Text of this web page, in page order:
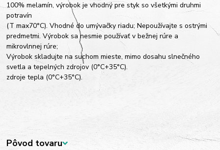
100% melamín, výrobok je vhodný pre styk so všetkými druhmi
potravín
(T max70°C). Vhodné do umývačky riadu; Nepoužívajte s ostrými
predmetmi. Výrobok sa nesmie používať v bežnej rúre a
mikrovlnnej rúre;
Výrobok skladujte na suchom mieste, mimo dosahu slnečného
svetla a tepelných zdrojov (0°C+35°C).
zdroje tepla (0°C+35°C).
Pôvod tovaru